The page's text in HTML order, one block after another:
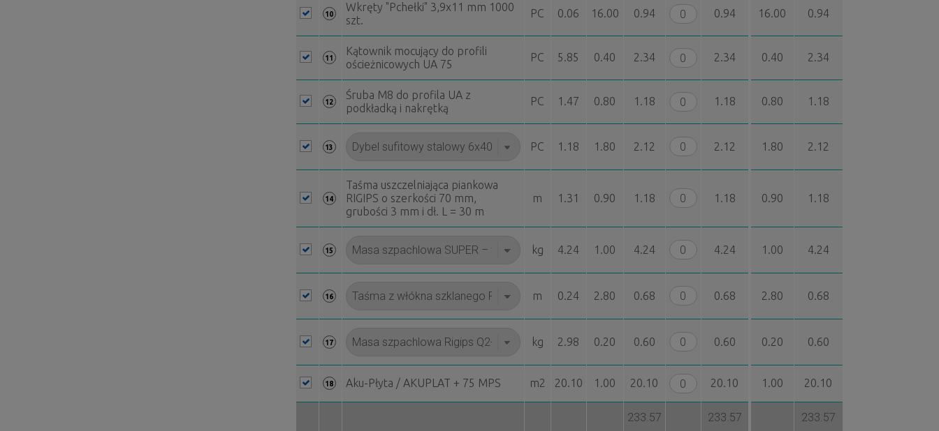
10
Wkręty "Pchełki" 3,9x11 mm 1000
szt.
PC 0.06 16.00 0.94 0.94 16.00 0.94
11
Kątownik mocujący do profili
ościeżnicowych UA 75
PC 5.85 0.40 2.34 2.34 0.40 2.34
12
Śruba M8 do profila UA z
podkładką i nakrętką
PC 1.47 0.80 1.18 1.18 0.80 1.18
13 PC 1.18 1.80 2.12 2.12 1.80 2.12
14
Taśma uszczelniająca piankowa
RIGIPS o szerkości 70 mm,
grubości 3 mm i dł. L = 30 m
m 1.31 0.90 1.18 1.18 0.90 1.18
15 kg 4.24 1.00 4.24 4.24 1.00 4.24
16 m 0.24 2.80 0.68 0.68 2.80 0.68
17 kg 2.98 0.20 0.60 0.60 0.20 0.60
18 Aku-Płyta / AKUPLAT + 75 MPS m2 20.10 1.00 20.10 20.10 1.00 20.10
233.57 233.57 233.57